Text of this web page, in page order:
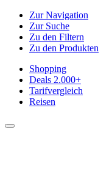
Zur Navigation
Zur Suche
Zu den Filtern
Zu den Produkten
Shopping
Deals 2.000+
Tarifvergleich
Reisen